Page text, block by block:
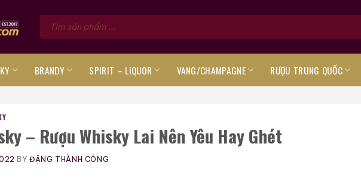
Tìm
kiếm
BRANDY SPIRIT – LIQUOR VANG/CHAMPAGNE RƯỢU TRUNG QUỐC
– Rượu Whisky Lai Nên Yêu Hay Ghét
BYĐẶNG THÀNH CÔNG